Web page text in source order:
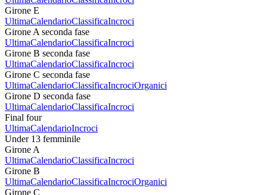
Girone E
UltimaCalendarioClassificaIncroci
Girone A seconda fase
UltimaCalendarioClassificaIncroci
Girone B seconda fase
UltimaCalendarioClassificaIncroci
Girone C seconda fase
UltimaCalendarioClassificaIncrociOrganici
Girone D seconda fase
UltimaCalendarioClassificaIncroci
Final four
UltimaCalendarioIncroci
Under 13 femminile
Girone A
UltimaCalendarioClassificaIncroci
Girone B
UltimaCalendarioClassificaIncrociOrganici
Girone C